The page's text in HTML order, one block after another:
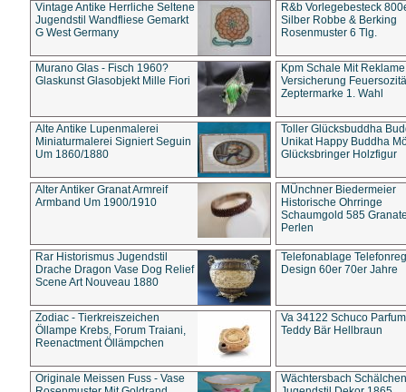
Vintage Antike Herrliche Seltene
Jugendstil Wandfliese Gemarkt
G West Germany
R&b Vorlegebesteck
Silber Robbe & Berking
Rosenmuster 6 Tlg.
Murano Glas - Fisch 1960?
Glaskunst Glasobjekt Mille Fiori
Kpm Schale Mit Reklame
Versicherung
Zeptermarke 1. Wahl
Alte Antike Lupenmalerei
Miniaturmalerei Signiert Seguin
Um 1860/1880
Toller Glücksbuddha
Unikat Happy Buddha
Glücksbringer Holzfigur
Alter Antiker Granat Armreif
Armband Um 1900/1910
MÜnchner Biedermeier
Historische Ohrringe
Schaumgold 585
Perlen
Rar Historismus Jugendstil
Drache Dragon Vase Dog Relief
Scene Art Nouveau 1880
Telefonablage
Design 60er 70er Jahre
Zodiac - Tierkreiszeichen
Öllampe Krebs, Forum Traiani,
Reenactment Öllämpchen
Va 34122 Schuco
Teddy Bär Hellbraun
Originale Meissen Fuss - Vase
Wächtersbach Schälchen